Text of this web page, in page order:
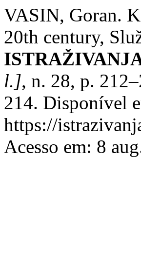
VASIN, Goran.
20th century,
l.], n. 28, p.
214. Disponível
https://
Acesso em: 8